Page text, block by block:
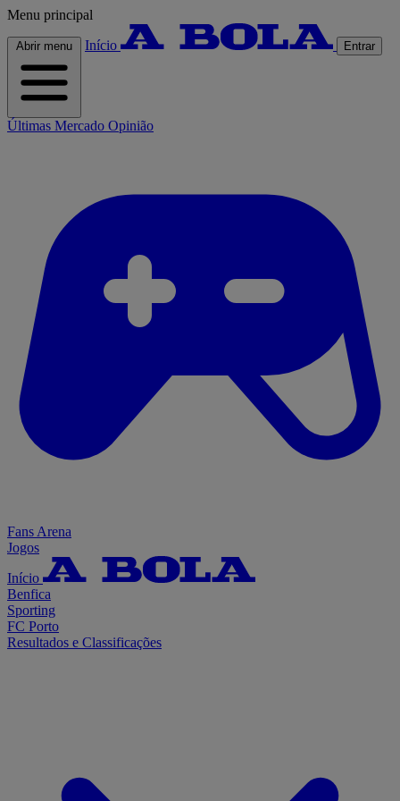
Menu principal
Abrir menu Início Entrar
Últimas Mercado Opinião
Fans Arena
Jogos
Início
Benfica
Sporting
FC Porto
Resultados e Classificações